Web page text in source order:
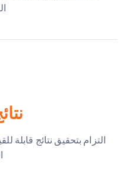
التزام بتحقيق نتائج